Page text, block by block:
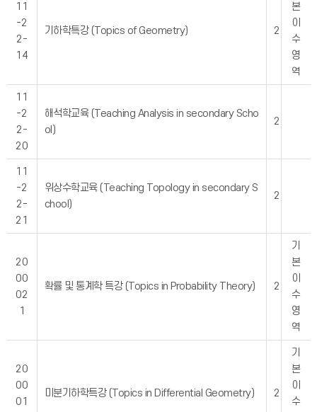
11
-2
2-
14
기하학특강 (Topics of Geometry) 2
본
이
수
영
역
11
-2
2-
20
해석학교육 (Teaching Analysis in secondary Scho
ol)
2
11
-2
2-
21
위상수학교육 (Teaching Topology in secondary S
chool)
2
20
00
02
1
확률 및 통계학 특강 (Topics in Probability Theory) 2
기
본
이
수
영
역
20
00
01
미분기하학특강 (Topics in Differential Geometry) 2
기
본
이
수